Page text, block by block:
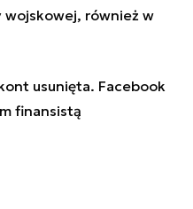
wojskowej, również w
usunięta. Facebook
finansistą